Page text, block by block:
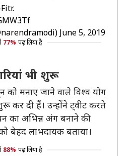
June 5, 2019
77% पढ़ लिया है
भी शुरू
को मनाए जाने वाले विश्व योग
कर दी हैं। उन्होंने ट्वीट करते
का अभिन्न अंग बनाने की
बेहद लाभदायक बताया।
88% पढ़ लिया है